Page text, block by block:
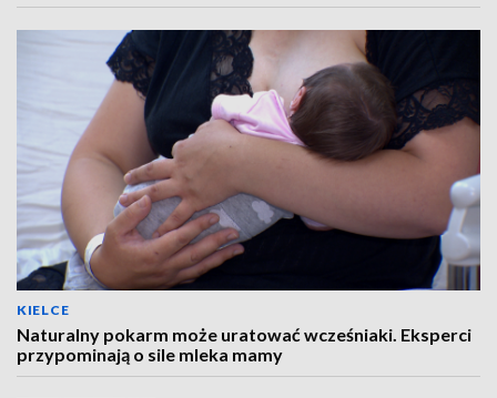
KIELCE
Naturalny pokarm może uratować wcześniaki. Eksperci
przypominają o sile mleka mamy